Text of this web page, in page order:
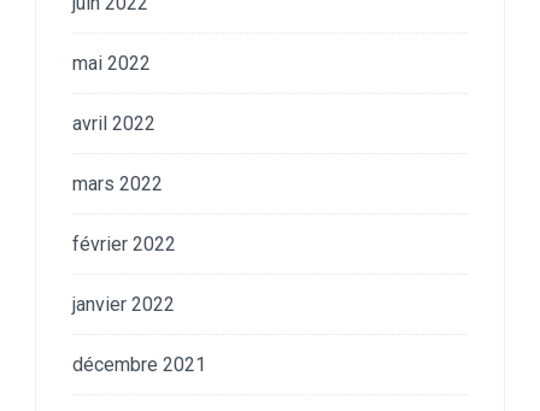
mai 2022
avril 2022
mars 2022
février 2022
janvier 2022
décembre 2021